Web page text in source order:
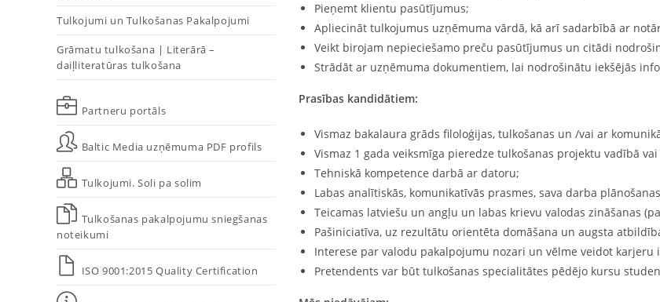
Tulkojumi un Tulkošanas Pakalpojumi
Grāmatu tulkošana | Literārā –
daiļliteratūras tulkošana
Partneru portāls
Baltic Media uzņēmuma PDF profils
Tulkojumi. Soli pa solim
Tulkošanas pakalpojumu sniegšanas
noteikumi
ISO 9001:2015 Quality Certification
Pieņemt klientu pasūtījumus;
Apliecināt tulkojumus uzņēmuma vārdā, kā arī sadarbībā ar
Veikt birojam nepieciešamo preču pasūtījumus un citādi
Strādāt ar uzņēmuma dokumentiem, lai nodrošinātu iekšējās
Prasības kandidātiem:
Vismaz bakalaura grāds filoloģijas, tulkošanas un /vai ar
Vismaz 1 gada veiksmīga pieredze tulkošanas projektu vadībā
Tehniskā kompetence darbā ar datoru;
Labas analītiskās, komunikatīvās prasmes, sava darba
Teicamas latviešu un angļu un labas krievu valodas zināšanas
Pašiniciatīva, uz rezultātu orientēta domāšana un augsta
Interese par valodu pakalpojumu nozari un vēlme veidot karjeru
Pretendents var būt tulkošanas specialitātes pēdējo kursu